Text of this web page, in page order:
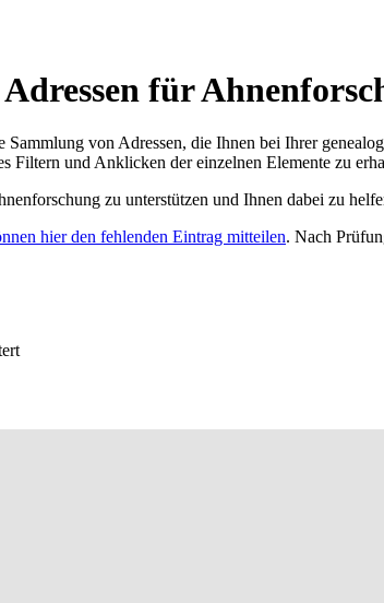
für
von Adressen, die Ihnen bei Ihrer
Filtern und Anklicken der einzelnen Elemente zu
zu unterstützen und Ihnen dabei zu
hier den fehlenden Eintrag mitteilen. Nach